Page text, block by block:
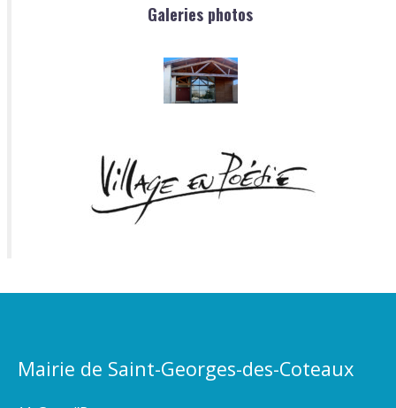
Galeries photos
Mairie de Saint-Georges-des-Coteaux